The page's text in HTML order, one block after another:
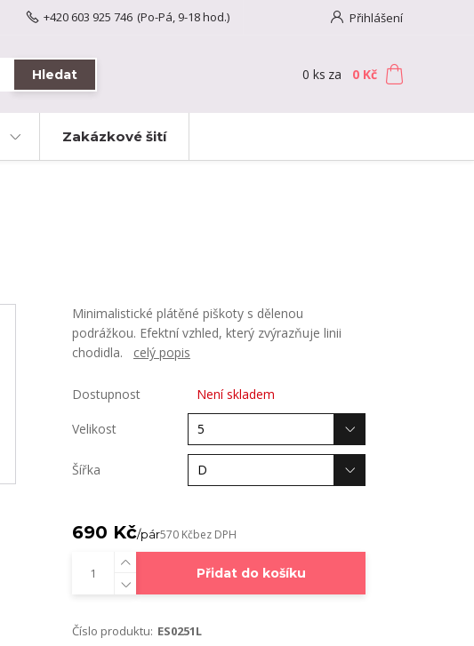
Přihlášení
Hledat
+420 603 925 746 (Po-Pá, 9-18 hod.)
0 ks za 0 Kč
Zakázkové šití
Minimalistické plátěné piškoty s dělenou
podrážkou. Efektní vzhled, který zvýrazňuje linii
chodidla. celý popis
Dostupnost Není skladem
Velikost
Šířka
690 Kč/pár570 Kčbez DPH
Přidat do košíku
Číslo produktu: ES0251L